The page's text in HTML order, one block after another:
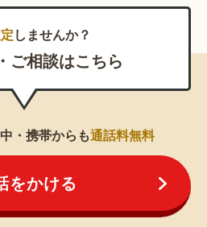
しませんか？
ご相談はこちら
・携帯からも通話料無料
をかける